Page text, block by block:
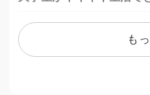
伊勢原市内には、２つの大学
部の寮があります。伊勢原
も